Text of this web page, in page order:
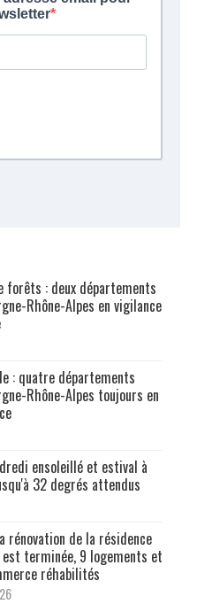
forêts : deux départements
Rhône-Alpes en vigilance
: quatre départements
Rhône-Alpes toujours en
ensoleillé et estival à
32 degrés attendus
rénovation de la résidence
est terminée, 9 logements et
réhabilités